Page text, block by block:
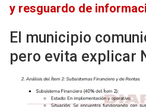
y resguardo de
El municipio
pero evita explicar